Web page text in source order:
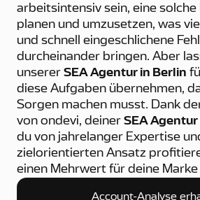
arbeitsintensiv sein, eine
planen und umzusetzen, was
und schnell eingeschlichene
durcheinander bringen. Aber
unserer SEA Agentur in Berlin
diese Aufgaben übernehmen,
Sorgen machen musst. Dank
von ondevi, deiner SEA Agentur
du von jahrelanger Expertise
zielorientierten Ansatz
einen Mehrwert für deine
Account-Analyse